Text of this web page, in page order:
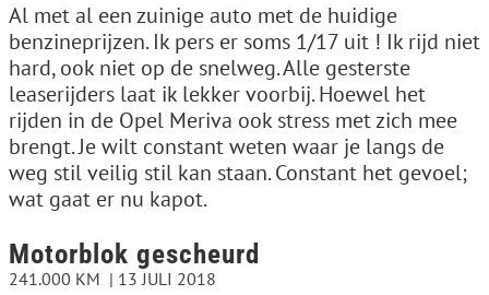
Al met al een zuinige auto met de huidige
benzineprijzen. Ik pers er soms 1/17 uit ! Ik rijd niet
hard, ook niet op de snelweg. Alle gesterste
leaserijders laat ik lekker voorbij. Hoewel het
rijden in de Opel Meriva ook stress met zich mee
brengt. Je wilt constant weten waar je langs de
weg stil veilig stil kan staan. Constant het gevoel;
wat gaat er nu kapot.
Motorblok gescheurd
241.000 KM 13 JULI 2018